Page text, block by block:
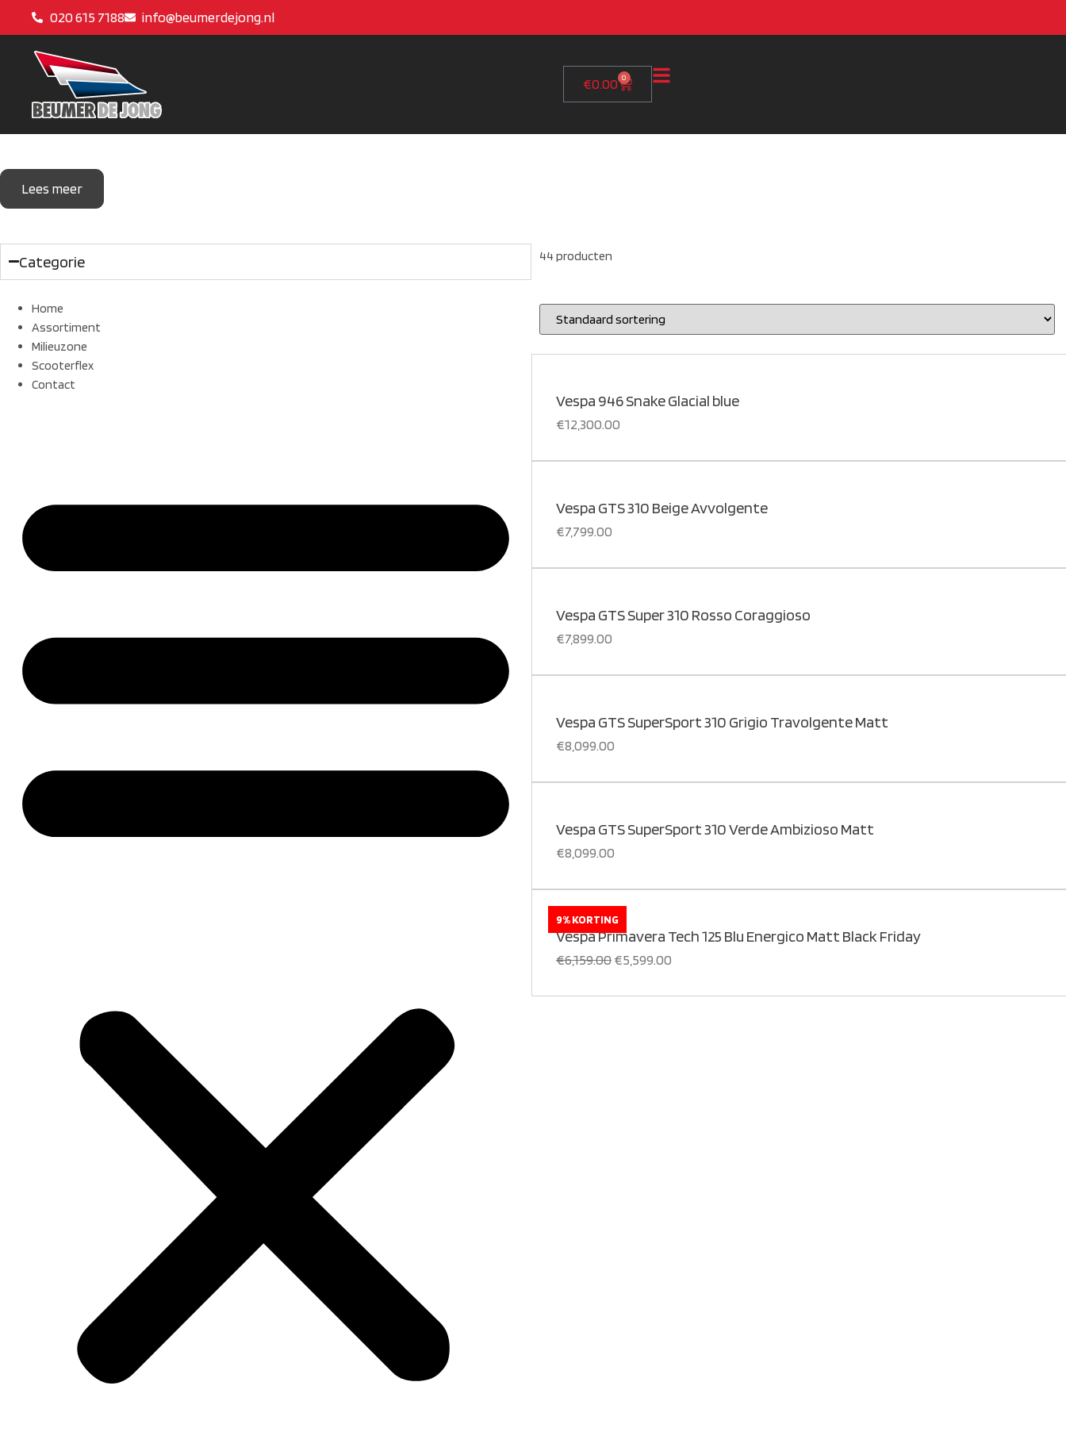
020 615 7188 info@beumerdejong.nl
€0.00 0
Lees meer
Categorie
Home
Assortiment
Milieuzone
Scooterflex
Contact
44 producten
Vespa 946 Snake Glacial blue
€12,300.00
Vespa GTS 310 Beige Avvolgente
€7,799.00
Vespa GTS Super 310 Rosso Coraggioso
€7,899.00
Vespa GTS SuperSport 310 Grigio Travolgente Matt
€8,099.00
Vespa GTS SuperSport 310 Verde Ambizioso Matt
€8,099.00
9% KORTING
Vespa Primavera Tech 125 Blu Energico Matt Black Friday
€6,159.00€5,599.00